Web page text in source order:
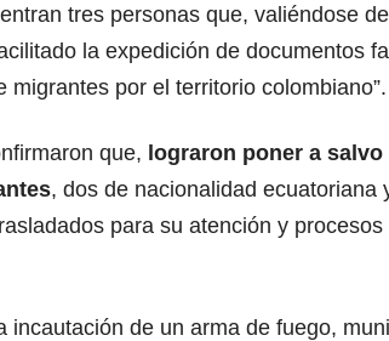
tres personas que, valiéndose
la expedición de documentos
migrantes por el territorio colombiano”.
que, lograron poner a salvo
, dos de nacionalidad ecuatoriana
para su atención y procesos
incautación de un arma de fuego,